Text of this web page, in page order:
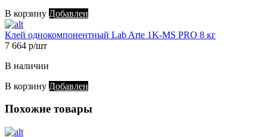
В корзину Добавлен
Клей однокомпонентный Lab Arte 1K-MS PRO 8 кг
7 664 р/шт
В наличии
В корзину Добавлен
Похожие товары